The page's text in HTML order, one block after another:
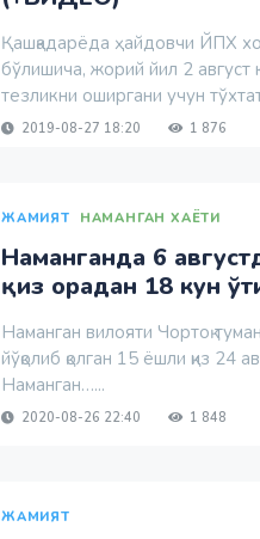
Қашқадарёда ҳайдовчи ЙПХ
бўлишича, жорий йил 2 август
тезликни оширгани учун
2019-08-27 18:20 1 876
ЖАМИЯТ НАМАНГАН ХАЁТИ
Наманганда 6
қиз орадан 18 кун
Наманган вилояти Чортоқ
йўқолиб қолган 15 ёшли қиз 24
Наманган…...
2020-08-26 22:40 1 848
ЖАМИЯТ